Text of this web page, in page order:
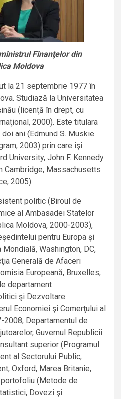
Finanţelor din
Moldova
la 21 septembrie 1977 în
Studiază la Universitatea
(licenţă în drept, cu
2000). Este titulara
ani (Edmund S. Muskie
2003) prin care îşi
University, John F. Kennedy
Cambridge, Massachusetts
2005).
politic (Biroul de
al Ambasadei Statelor
Moldova, 2000-2003),
pentru Europa şi
Washington, DC,
Generală de Afaceri
Europeană, Bruxelles,
departament
şi Dezvoltare
Economiei şi Comerţului al
2008; Departamentul de
Guvernul Republicii
superior (Programul
al Sectorului Public,
Oxford, Marea Britanie,
(Metode de
Dovezi şi